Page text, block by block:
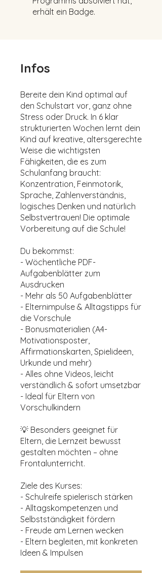
erhält ein Badge.
Infos
Bereite dein Kind optimal auf
den Schulstart vor, ganz ohne
Stress oder Druck. In 6 klar
strukturierten Wochen lernt dein
Kind auf kreative, altersgerechte
Weise die wichtigsten
Fähigkeiten, die es zum
Schulanfang braucht:
Konzentration, Feinmotorik,
Sprache, Zahlenverständnis,
logisches Denken und natürlich
Selbstvertrauen! Die optimale
Vorbereitung auf die Schule!
Du bekommst:
- Wöchentliche PDF-
Aufgabenblätter zum
Ausdrucken
- Mehr als 50 Aufgabenblätter
- Elternimpulse & Alltagstipps für
die Vorschule
- Bonusmaterialien (A4-
Motivationsposter,
Affirmationskarten, Spielideen,
Urkunde und mehr)
- Alles ohne Videos, leicht
verständlich & sofort umsetzbar
- Ideal für Eltern von
Vorschulkindern
💡 Besonders geeignet für
Eltern, die Lernzeit bewusst
gestalten möchten – ohne
Frontalunterricht.
Ziele des Kurses:
- Schulreife spielerisch stärken
- Alltagskompetenzen und
Selbstständigkeit fördern
- Freude am Lernen wecken
- Eltern begleiten, mit konkreten
Ideen & Impulsen